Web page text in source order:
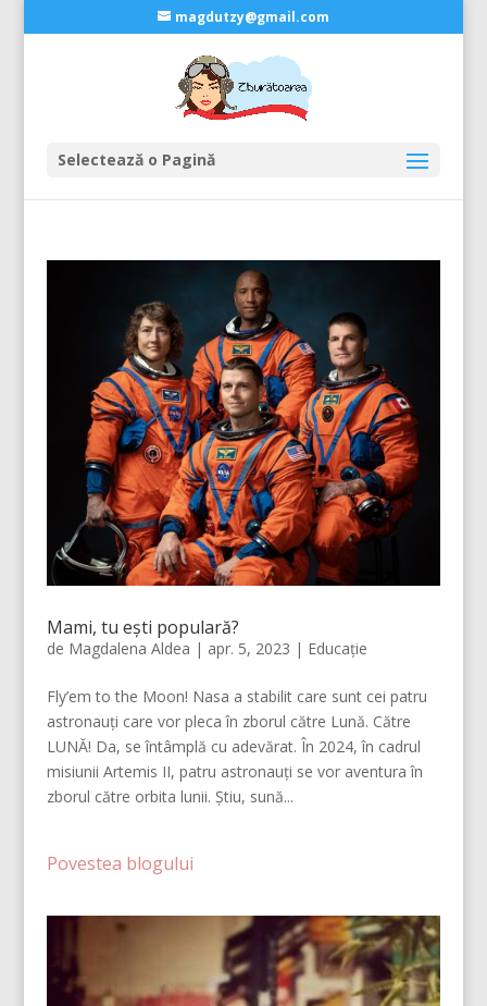
magdutzy@gmail.com
Selectează o Pagină
Mami, tu ești populară?
de Magdalena Aldea | apr. 5, 2023 | Educație
Fly’em to the Moon! Nasa a stabilit care sunt cei patru
astronauți care vor pleca în zborul către Lună. Către
LUNĂ! Da, se întâmplă cu adevărat. În 2024, în cadrul
misiunii Artemis II, patru astronauți se vor aventura în
zborul către orbita lunii. Știu, sună...
Povestea blogului